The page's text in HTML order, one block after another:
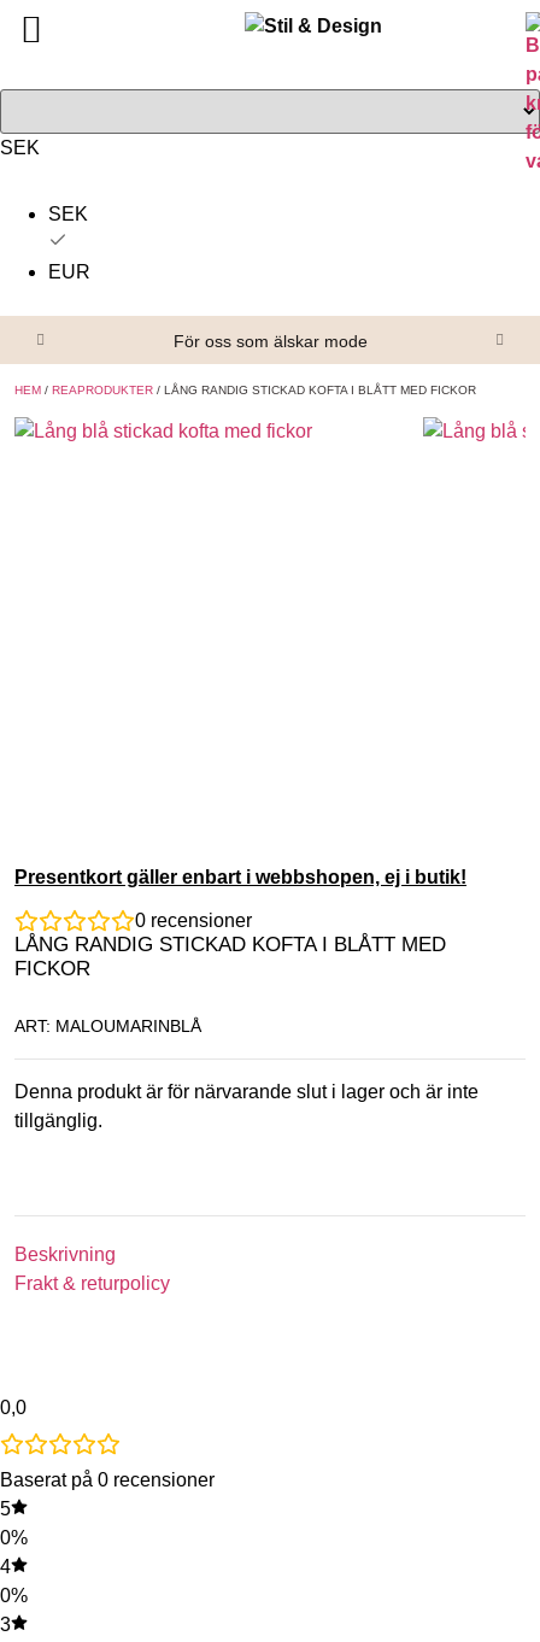
SEK
SEK
EUR
För oss som älskar mode
HEM / REAPRODUKTER / LÅNG RANDIG STICKAD KOFTA I BLÅTT MED FICKOR
Presentkort gäller enbart i webbshopen, ej i butik!
0 recensioner
LÅNG RANDIG STICKAD KOFTA I BLÅTT MED
FICKOR
ART: MALOUMARINBLÅ
Denna produkt är för närvarande slut i lager och är inte
tillgänglig.
Beskrivning
Frakt & returpolicy
0,0
Baserat på 0 recensioner
5
0%
4
0%
3
Alla produkter
Om oss